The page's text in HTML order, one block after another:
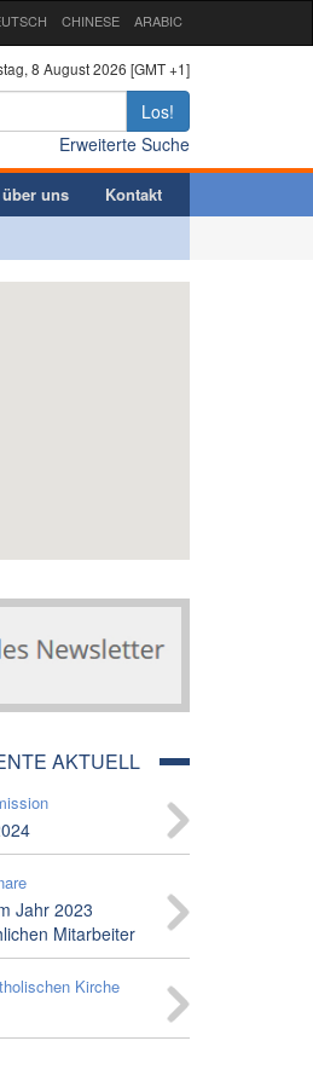
CHINESE ARABIC
8 August 2026 [GMT +1]
Los!
Erweiterte Suche
uns Kontakt
AKTUELL
Jahr 2023
Mitarbeiter
Kirche